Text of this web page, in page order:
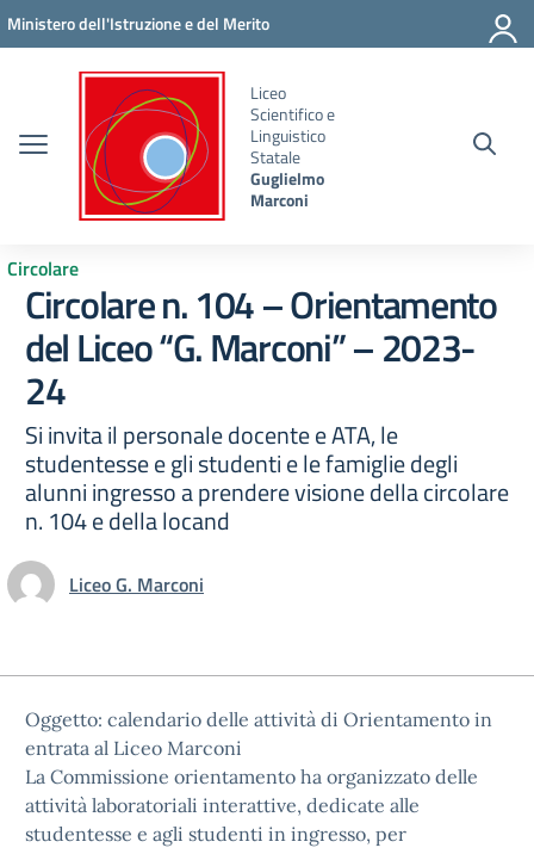
Vai ai contenuti
Vai al menu di navigazione
Vai al footer
Ministero dell'Istruzione e del Merito
Liceo
Scientifico e
Linguistico
Statale
Guglielmo
Marconi
Circolare
Circolare n. 104 – Orientamento
del Liceo “G. Marconi” – 2023-
24
Si invita il personale docente e ATA, le
studentesse e gli studenti e le famiglie degli
alunni ingresso a prendere visione della circolare
n. 104 e della locand
Liceo G. Marconi
Oggetto: calendario delle attività di Orientamento in
entrata al Liceo Marconi
La Commissione orientamento ha organizzato delle
attività laboratoriali interattive, dedicate alle
studentesse e agli studenti in ingresso, per